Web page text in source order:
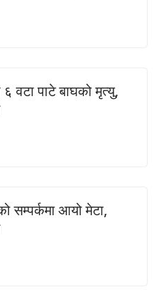
६ वटा पाटे बाघको मृत्यु,
सम्पर्कमा आयो मेटा,